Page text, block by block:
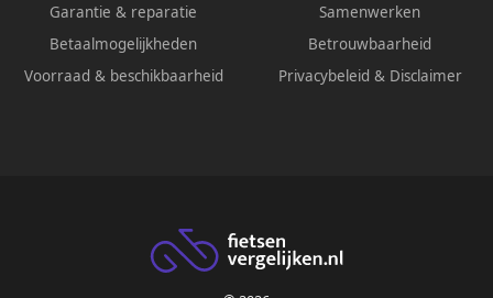
Garantie & reparatie
Betaalmogelijkheden
Voorraad & beschikbaarheid
Samenwerken
Betrouwbaarheid
Privacybeleid & Disclaimer